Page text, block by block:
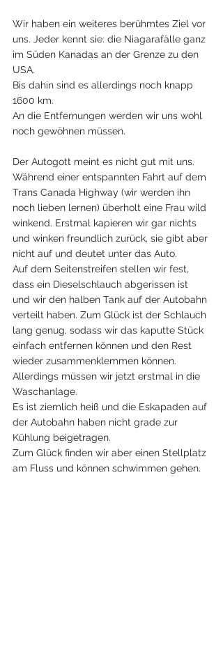
Wir haben ein weiteres berühmtes Ziel vor
uns. Jeder kennt sie: die Niagarafälle ganz
im Süden Kanadas an der Grenze zu den
USA.
Bis dahin sind es allerdings noch knapp
1600 km.
An die Entfernungen werden wir uns wohl
noch gewöhnen müssen.
Der Autogott meint es nicht gut mit uns.
Während einer entspannten Fahrt auf dem
Trans Canada Highway (wir werden ihn
noch lieben lernen) überholt eine Frau wild
winkend. Erstmal kapieren wir gar nichts
und winken freundlich zurück, sie gibt aber
nicht auf und deutet unter das Auto.
Auf dem Seitenstreifen stellen wir fest,
dass ein Dieselschlauch abgerissen ist
und wir den halben Tank auf der Autobahn
verteilt haben. Zum Glück ist der Schlauch
lang genug, sodass wir das kaputte Stück
einfach entfernen können und den Rest
wieder zusammenklemmen können.
Allerdings müssen wir jetzt erstmal in die
Waschanlage.
Es ist ziemlich heiß und die Eskapaden auf
der Autobahn haben nicht grade zur
Kühlung beigetragen.
Zum Glück finden wir aber einen Stellplatz
am Fluss und können schwimmen gehen.